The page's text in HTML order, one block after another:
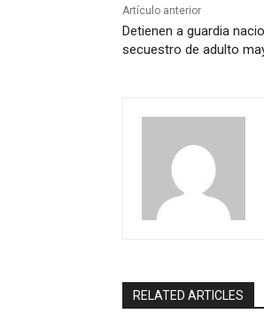
Artículo anterior
Detienen a guardia
secuestro de adulto
RELATED ARTICLES